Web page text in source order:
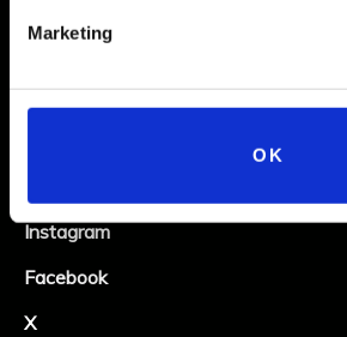
Marketing
OK
Instagram
Facebook
X